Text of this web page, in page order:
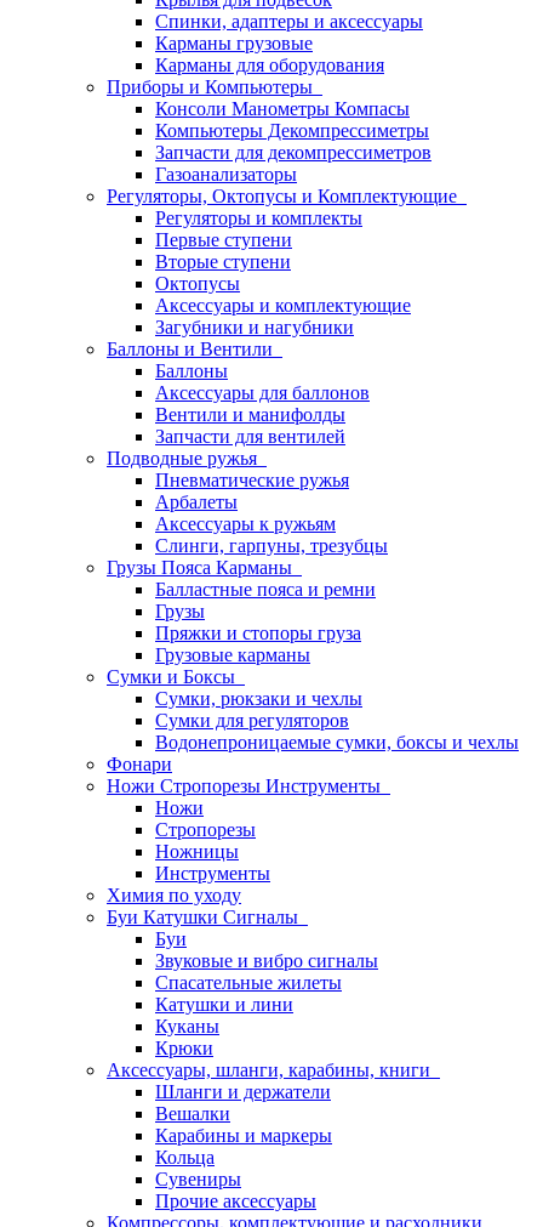
Спинки, адаптеры и аксессуары
Карманы грузовые
Карманы для оборудования
Приборы и Компьютеры
Консоли Манометры Компасы
Компьютеры Декомпрессиметры
Запчасти для декомпрессиметров
Газоанализаторы
Регуляторы, Октопусы и Комплектующие
Регуляторы и комплекты
Первые ступени
Вторые ступени
Октопусы
Аксессуары и комплектующие
Загубники и нагубники
Баллоны и Вентили
Баллоны
Аксессуары для баллонов
Вентили и манифолды
Запчасти для вентилей
Подводные ружья
Пневматические ружья
Арбалеты
Аксессуары к ружьям
Слинги, гарпуны, трезубцы
Грузы Пояса Карманы
Балластные пояса и ремни
Грузы
Пряжки и стопоры груза
Грузовые карманы
Сумки и Боксы
Сумки, рюкзаки и чехлы
Сумки для регуляторов
Водонепроницаемые сумки, боксы и чехлы
Фонари
Ножи Стропорезы Инструменты
Ножи
Стропорезы
Ножницы
Инструменты
Химия по уходу
Буи Катушки Сигналы
Буи
Звуковые и вибро сигналы
Спасательные жилеты
Катушки и лини
Куканы
Крюки
Аксессуары, шланги, карабины, книги
Шланги и держатели
Вешалки
Карабины и маркеры
Кольца
Сувениры
Прочие аксессуары
Компрессоры, комплектующие и расходники